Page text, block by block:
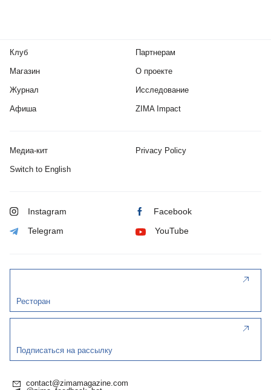
Клуб
Магазин
Журнал
Афиша
Партнерам
О проекте
Исследование
ZIMA Impact
Медиа-кит Privacy Policy
Switch to English
Instagram Facebook
Telegram YouTube
Ресторан
Подписаться на рассылку
contact@zimamagazine.com